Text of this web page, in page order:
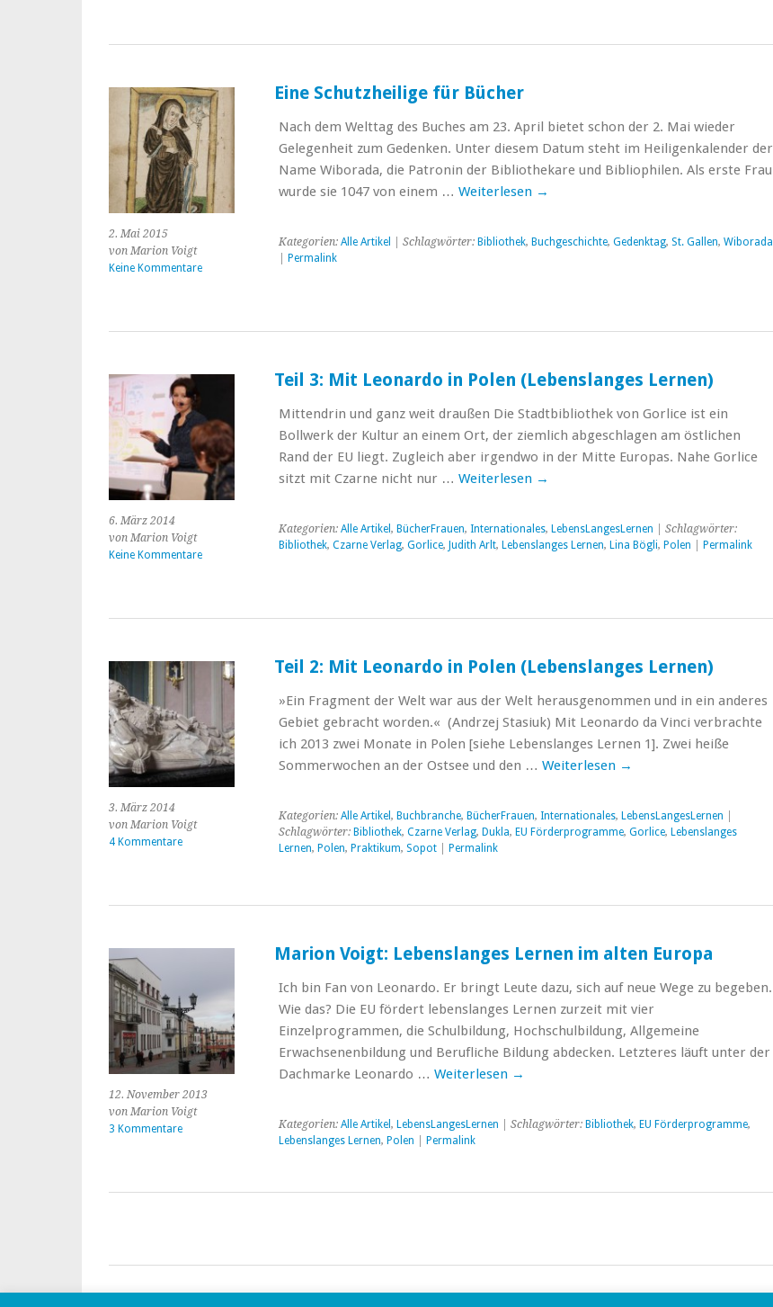
2. Mai 2015
von Marion Voigt
Keine Kommentare
Eine Schutzheilige für Bücher
Nach dem Welttag des Buches am 23. April bietet schon der 2. Mai wieder
Gelegenheit zum Gedenken. Unter diesem Datum steht im Heiligenkalender der
Name Wiborada, die Patronin der Bibliothekare und Bibliophilen. Als erste Frau
wurde sie 1047 von einem … Weiterlesen →
Kategorien: Alle Artikel | Schlagwörter: Bibliothek, Buchgeschichte, Gedenktag, St. Gallen, Wiborada
Permalink
6. März 2014
von Marion Voigt
Keine Kommentare
Teil 3: Mit Leonardo in Polen (Lebenslanges Lernen)
Mittendrin und ganz weit draußen Die Stadtbibliothek von Gorlice ist ein
Bollwerk der Kultur an einem Ort, der ziemlich abgeschlagen am östlichen
Rand der EU liegt. Zugleich aber irgendwo in der Mitte Europas. Nahe Gorlice
sitzt mit Czarne nicht nur … Weiterlesen →
Kategorien: Alle Artikel , BücherFrauen, Internationales, LebensLangesLernen | Schlagwörter:
Bibliothek, Czarne Verlag, Gorlice, Judith Arlt, Lebenslanges Lernen, Lina Bögli, Polen Permalink
3. März 2014
von Marion Voigt
4 Kommentare
Teil 2: Mit Leonardo in Polen (Lebenslanges Lernen)
»Ein Fragment der Welt war aus der Welt herausgenommen und in ein anderes
Gebiet gebracht worden.« (Andrzej Stasiuk) Mit Leonardo da Vinci verbrachte
ich 2013 zwei Monate in Polen [siehe Lebenslanges Lernen 1]. Zwei heiße
Sommerwochen an der Ostsee und den … Weiterlesen →
Kategorien: Alle Artikel , Buchbranche, BücherFrauen, Internationales, LebensLangesLernen
Schlagwörter: Bibliothek, Czarne Verlag, Dukla, EU Förderprogramme, Gorlice, Lebenslanges
Lernen, Polen, Praktikum, Sopot| Permalink
12. November 2013
von Marion Voigt
3 Kommentare
Marion Voigt: Lebenslanges Lernen im alten Europa
Ich bin Fan von Leonardo. Er bringt Leute dazu, sich auf neue Wege zu begeben.
Wie das? Die EU fördert lebenslanges Lernen zurzeit mit vier
Einzelprogrammen, die Schulbildung, Hochschulbildung, Allgemeine
Erwachsenenbildung und Berufliche Bildung abdecken. Letzteres läuft unter der
Dachmarke Leonardo … Weiterlesen →
Kategorien: Alle Artikel , LebensLangesLernen | Schlagwörter: Bibliothek, EU Förderprogramme,
Lebenslanges Lernen, Polen Permalink